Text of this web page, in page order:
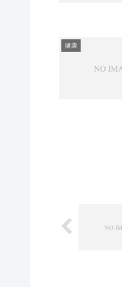
健康